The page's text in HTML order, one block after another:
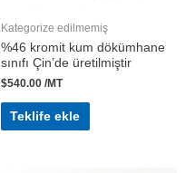
Kategorize edilmemiş
%46 kromit kum dökümhane
sınıfı Çin’de üretilmiştir
$540.00 /MT
Teklife ekle